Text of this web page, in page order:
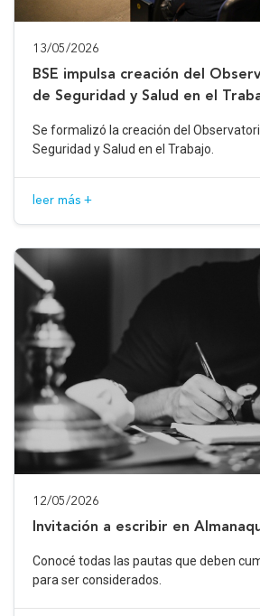
13/05/2026
BSE impulsa creación del
de Seguridad y Salud en el
Se formalizó la creación del
Seguridad y Salud en el Trabajo.
leer más +
12/05/2026
Invitación a escribir en
Conocé todas las pautas que deben
para ser considerados.